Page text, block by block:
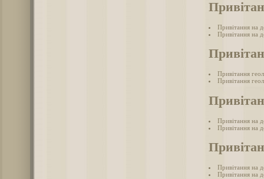
Привітання на
Привітання на
Привітання
Привітання
Привітання на
Привітання на
Привітання на
Привітання на